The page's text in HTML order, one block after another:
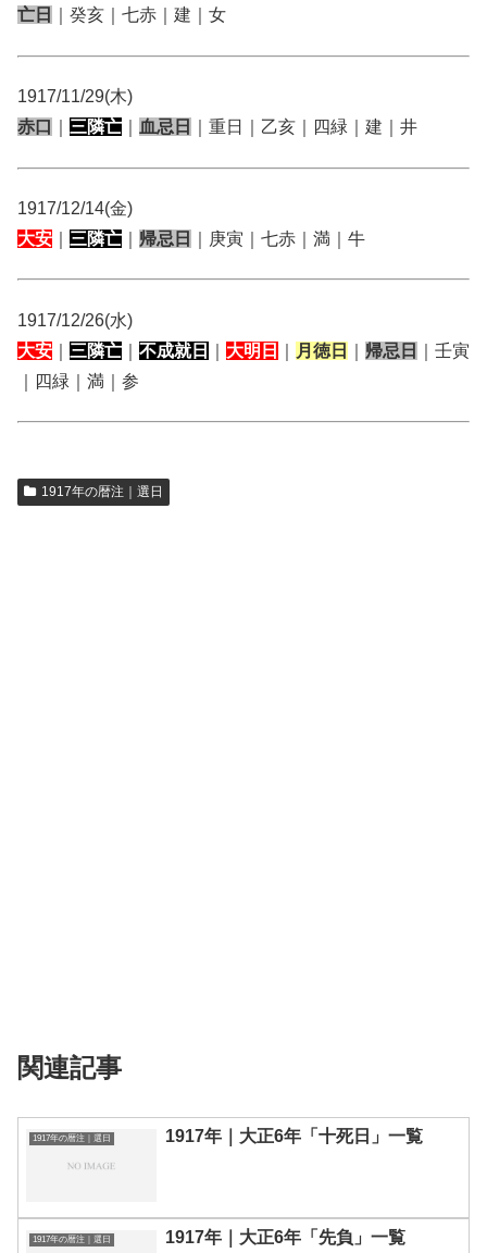
亡日
｜癸亥｜七赤｜建｜女
1917/11/29(木)
赤口
三隣亡 血忌日 ｜重日｜乙亥｜四緑｜建｜井
1917/12/14(金)
大安
三隣亡 帰忌日 ｜庚寅｜七赤｜満｜牛
1917/12/26(水)
大安
三隣亡 不成就日 大明日 月徳日 帰忌日
｜壬寅
｜四緑｜満｜参
1917年の暦注｜選日
関連記事
1917年の暦注｜選日 1917年｜大正6年「十死日」一覧
1917年の暦注｜選日 1917年｜大正6年「先負」一覧